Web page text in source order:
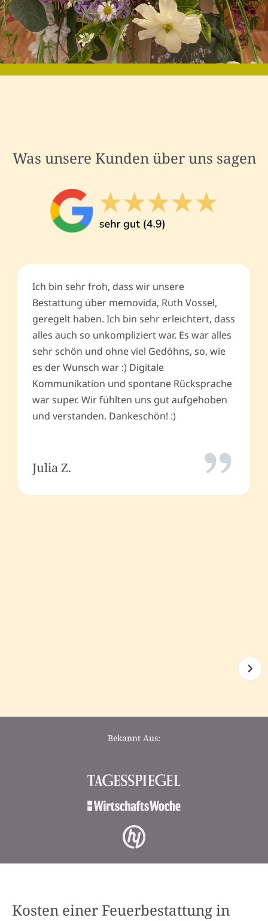
Was unsere Kunden über uns sagen
Ich bin sehr froh, dass wir unsere
Bestattung über memovida, Ruth Vossel,
geregelt haben. Ich bin sehr erleichtert, dass
alles auch so unkompliziert war. Es war alles
sehr schön und ohne viel Gedöhns, so, wie
es der Wunsch war :) Digitale
Kommunikation und spontane Rücksprache
war super. Wir fühlten uns gut aufgehoben
und verstanden. Dankeschön! :)
Julia Z.
Bekannt Aus:
Kosten einer Feuerbestattung in